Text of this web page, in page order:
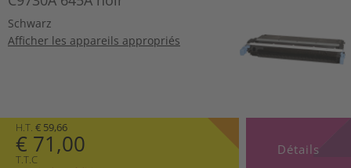
Schwarz
Afficher les appareils appropriés
H.T. € 59,66
€ 71,00
T.T.C
Détails